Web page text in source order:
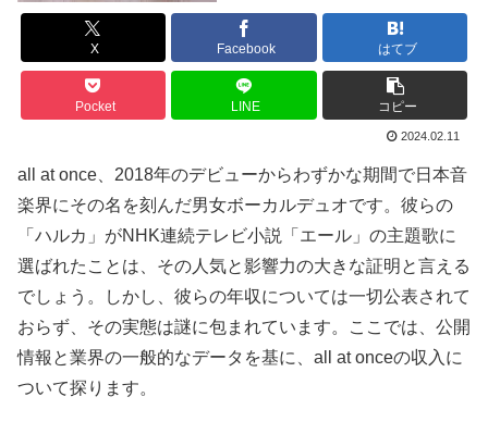
X Facebook はてブ
Pocket LINE コピー
2024.02.11
all at once、2018年のデビューからわずかな期間で日本音
楽界にその名を刻んだ男女ボーカルデュオです。彼らの
「ハルカ」がNHK連続テレビ小説「エール」の主題歌に
選ばれたことは、その人気と影響力の大きな証明と言える
でしょう。しかし、彼らの年収については一切公表されて
おらず、その実態は謎に包まれています。ここでは、公開
情報と業界の一般的なデータを基に、all at onceの収入に
ついて探ります。